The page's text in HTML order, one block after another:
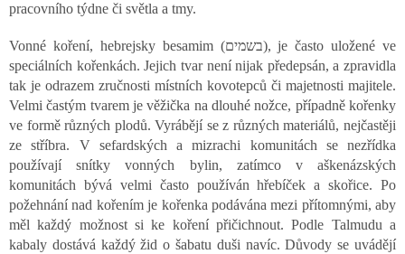
n
t
e
d
e
r
L
i
s
t
e
pracovního týdne či světla a tmy.
Vonné koření, hebrejsky besamim (בשמים), je často uložené ve
speciálních kořenkách. Jejich tvar není nijak předepsán, a zpravidla
tak je odrazem zručnosti místních kovotepců či majetnosti majitele.
Velmi častým tvarem je věžička na dlouhé nožce, případně kořenky
ve formě různých plodů. Vyrábějí se z různých materiálů, nejčastěji
ze stříbra. V sefardských a mizrachi komunitách se nezřídka
používají snítky vonných bylin, zatímco v aškenázských
komunitách bývá velmi často používán hřebíček a skořice. Po
požehnání nad kořením je kořenka podávána mezi přítomnými, aby
měl každý možnost si ke koření přičichnout. Podle Talmudu a
kabaly dostává každý žid o šabatu duši navíc. Důvody se uvádějí